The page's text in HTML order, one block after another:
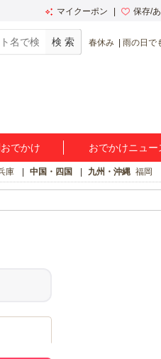
マイクーポン 保存/
春休み 雨の日で
でかけ おでかけニュー
庫 中国・四国 九州・沖縄 福岡